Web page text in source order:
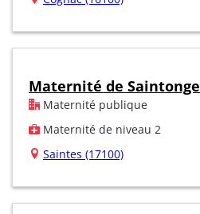
Maternité de Saintonge
Maternité publique
Maternité de niveau 2
Saintes (17100)